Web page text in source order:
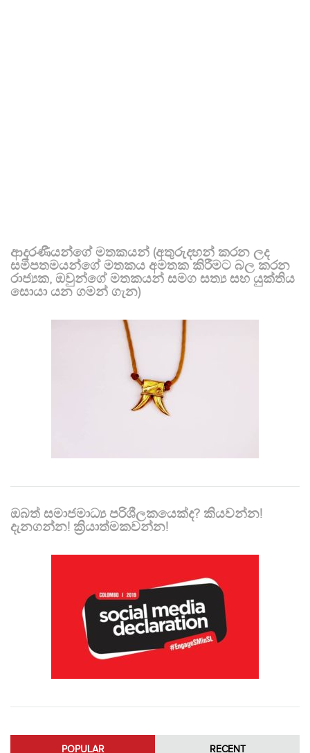
ආදරණීයන්ගේ මතකයන් (අතුරුදහන් කරන ලද
සමීපතමයන්ගේ මතකය අමතක කිරීමට බල කරන
රාජ්‍යක, ඔවුන්ගේ මතකයන් සමග සත්‍ය සහ යුක්තිය
සොයා යන ගමන් ගැන)
ඔබත් සමාජමාධ්‍ය පරිශීලකයෙක්ද? කියවන්න!
දැනගන්න! ක්‍රියාත්මකවන්න!
POPULAR RECENT